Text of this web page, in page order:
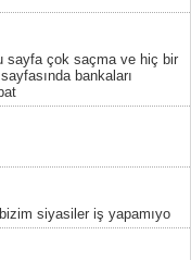
sayfa çok saçma ve hiç bir
bankaları
siyasiler iş yapamıyo